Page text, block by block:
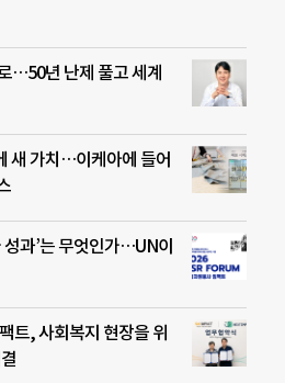
…50년 난제 풀고 세계
새 가치…이케아에 들어
과’는 무엇인가…UN이
트, 사회복지 현장을 위